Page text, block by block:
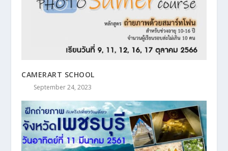
CAMERART SCHOOL
September 24, 2023